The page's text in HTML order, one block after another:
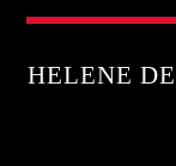
HELENE